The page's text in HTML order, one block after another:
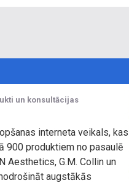
un konsultācijas
interneta veikals, kas
900 produktiem no pasaulē
Aesthetics, G.M. Collin un
augstākās